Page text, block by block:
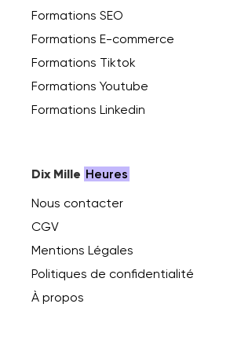
Formations SEO
Formations E-commerce
Formations Tiktok
Formations Youtube
Formations Linkedin
Dix Mille Heures
Nous contacter
CGV
Mentions Légales
Politiques de confidentialité
À propos